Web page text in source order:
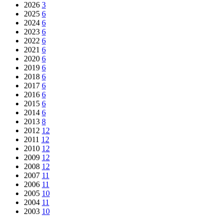
2026 3
2025 6
2024 6
2023 6
2022 6
2021 6
2020 6
2019 6
2018 6
2017 6
2016 6
2015 6
2014 6
2013 8
2012 12
2011 12
2010 12
2009 12
2008 12
2007 11
2006 11
2005 10
2004 11
2003 10